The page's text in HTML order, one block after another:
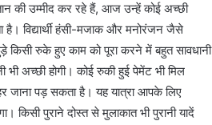
की उम्मीद कर रहे हैं, आज उन्हें कोई अच्छी
विद्यार्थी हंसी-मजाक और मनोरंजन जैसे
रुके हुए काम को पूरा करने में बहुत सावधानी
अच्छी होगी। कोई रुकी हुई पेमेंट भी मिल
जाना पड़ सकता है। यह यात्रा आपके लिए
पुराने दोस्त से मुलाकात भी पुरानी यादें